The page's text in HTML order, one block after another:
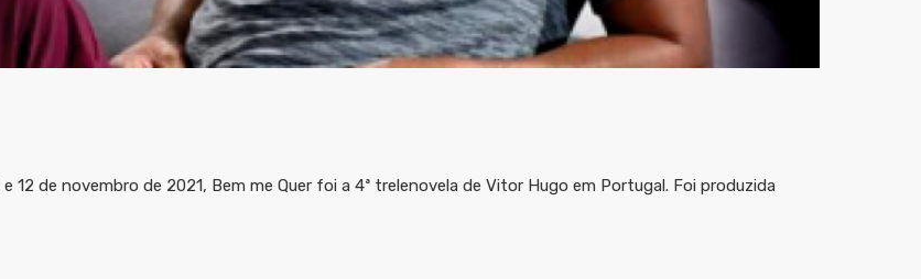
de novembro de 2021, Bem me Quer foi a 4ª trelenovela de Vitor Hugo em Portugal. Foi produzida